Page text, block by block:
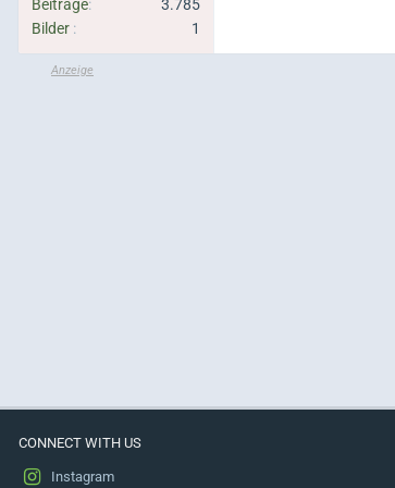
Beiträge
3.785
Bilder
1
CONNECT WITH US
Instagram